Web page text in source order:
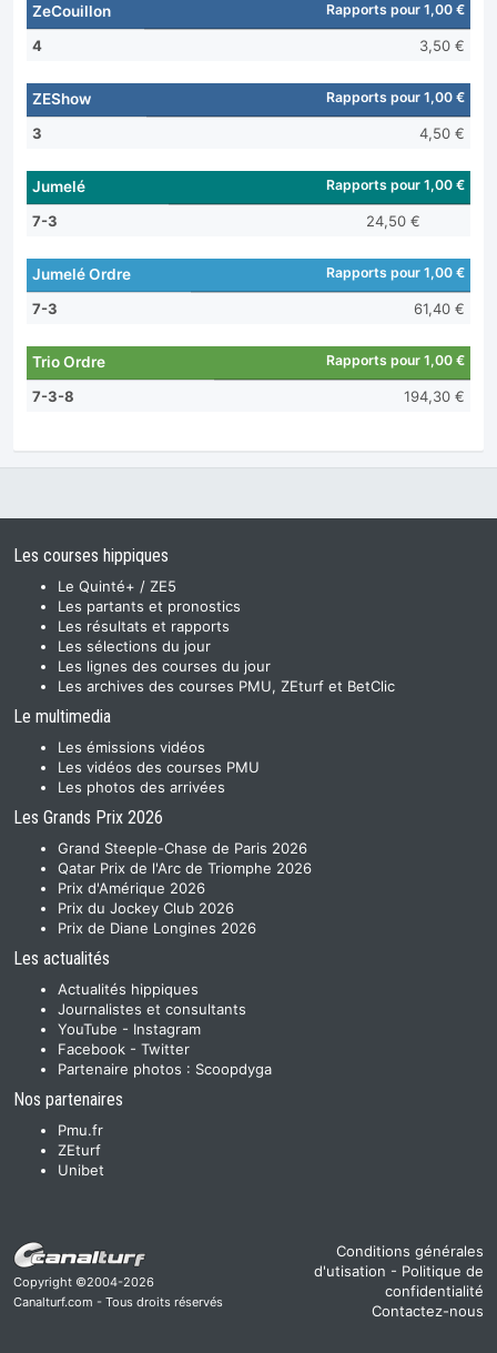
ZeCouillon Rapports pour 1,00 €
4 3,50 €
ZEShow Rapports pour 1,00 €
3 4,50 €
Jumelé Rapports pour 1,00 €
7-3 24,50 €
Jumelé Ordre Rapports pour 1,00 €
7-3 61,40 €
Trio Ordre Rapports pour 1,00 €
7-3-8 194,30 €
Les courses hippiques
Le Quinté+ / ZE5
Les partants et pronostics
Les résultats et rapports
Les sélections du jour
Les lignes des courses du jour
Les archives des courses PMU, ZEturf et BetClic
Le multimedia
Les émissions vidéos
Les vidéos des courses PMU
Les photos des arrivées
Les Grands Prix 2026
Grand Steeple-Chase de Paris 2026
Qatar Prix de l'Arc de Triomphe 2026
Prix d'Amérique 2026
Prix du Jockey Club 2026
Prix de Diane Longines 2026
Les actualités
Actualités hippiques
Journalistes et consultants
YouTube - Instagram
Facebook - Twitter
Partenaire photos : Scoopdyga
Nos partenaires
Pmu.fr
ZEturf
Unibet
Copyright ©2004-2026
Canalturf.com - Tous droits réservés
Conditions générales
d'utisation - Politique de
confidentialité
Contactez-nous